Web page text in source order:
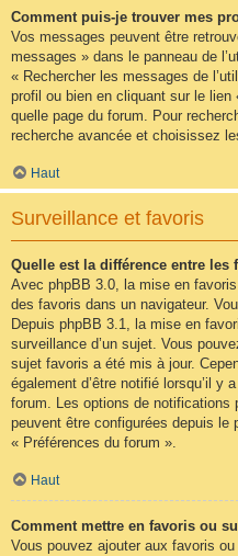
Comment puis-je trouver mes
Vos messages peuvent être
messages » dans le panneau de
« Rechercher les messages de
profil ou bien en cliquant sur le lien
quelle page du forum. Pour
recherche avancée et choisissez
Haut
Surveillance et favoris
Quelle est la différence entre
Avec phpBB 3.0, la mise en
des favoris dans un navigateur.
Depuis phpBB 3.1, la mise en
surveillance d’un sujet. Vous
sujet favoris a été mis à jour.
également d’être notifié lorsqu’il y
forum. Les options de notifications
peuvent être configurées depuis le
« Préférences du forum ».
Haut
Comment mettre en favoris ou
Vous pouvez ajouter aux favoris